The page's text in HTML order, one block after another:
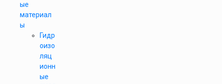
ые
материал
ы
Гидр
оизо
ляц
ионн
ые